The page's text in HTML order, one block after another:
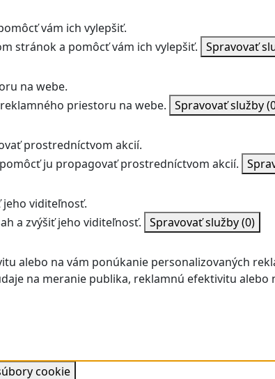
vám ich vylepšiť.
stránok a pomôcť vám ich vylepšiť. Spravovať
na webe.
priestoru na webe. Spravovať služby
prostredníctvom akcií.
ju propagovať prostredníctvom akcií.
jeho viditeľnosť.
a zvýšiť jeho viditeľnosť. Spravovať služby(0)
alebo na vám ponúkanie personalizovaných
na meranie publika, reklamnú efektivitu
cookie